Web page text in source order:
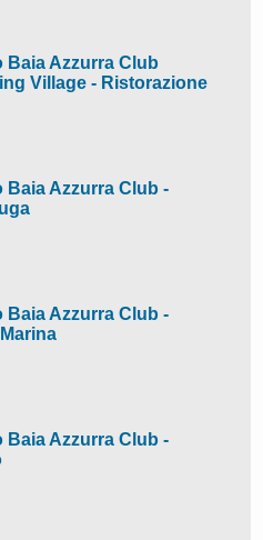
Baia Azzurra Club
Village - Ristorazione
Baia Azzurra Club -
Baia Azzurra Club -
Baia Azzurra Club -